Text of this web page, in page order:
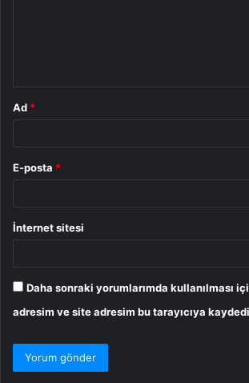
Ad *
E-posta *
İnternet sitesi
Daha sonraki yorumlarımda kullanılması
adresim ve site adresim bu tarayıcıya